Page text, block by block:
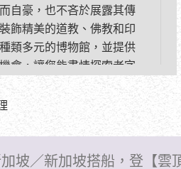
自豪，也不吝於展露其傳
飾精美的道教、佛教和印
類多元的博物館，並提供
會，讓您能盡情探索老字
大街小巷。
坡／新加坡搭船，登【雲